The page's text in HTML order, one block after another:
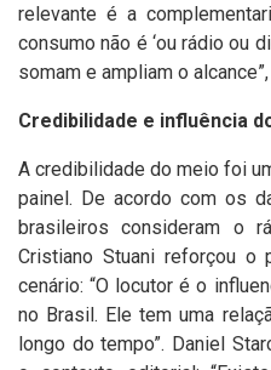
relevante é a
consumo não é ‘ou rádio ou
somam e ampliam o
Credibilidade e influência
A credibilidade do meio foi
painel. De acordo com os
brasileiros consideram o
Cristiano Stuani reforçou o
cenário: “O locutor é o
no Brasil. Ele tem uma
longo do tempo”. Daniel